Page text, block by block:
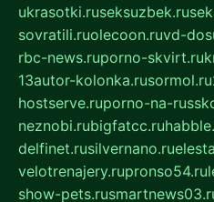
ukrasotki.ruseksuzbek.ru
sovratili.ruolecoon.ruvd-
rbc-news.ruporno-skvirt.ru
13autor-kolonka.rusormol.ru
hostserve.ruporno-na-
neznobi.rubigfatcc.ru
delfinet.rusilvernano.ru
velotrenajery.rupronso54.ru
show-pets.ru